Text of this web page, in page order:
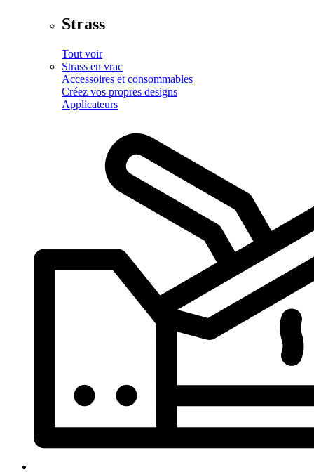
Strass
Tout voir
Strass en vrac
Accessoires et consommables
Créez vos propres designs
Applicateurs